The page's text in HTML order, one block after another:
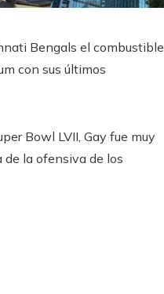
Bengals el combustible
con sus últimos
Bowl LVII, Gay fue muy
de la ofensiva de los